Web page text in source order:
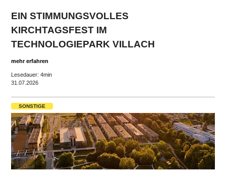
EIN STIMMUNGSVOLLES
KIRCHTAGSFEST IM
TECHNOLOGIEPARK VILLACH
mehr erfahren
Lesedauer: 4min
31.07.2026
SONSTIGE